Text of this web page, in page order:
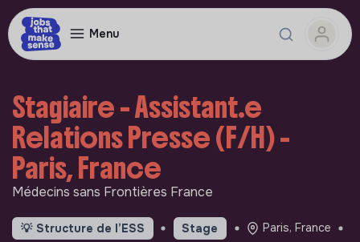
Menu
Stagiaire - Assistant.e
Relations Presse (F/H) -
Paris, France
Médecins sans Frontières France
💡 Structure de l’ESS Stage
Paris, France